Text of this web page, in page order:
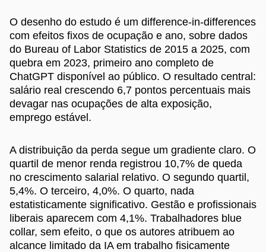
O desenho do estudo é um difference-in-differences
com efeitos fixos de ocupação e ano, sobre dados
do Bureau of Labor Statistics de 2015 a 2025, com
quebra em 2023, primeiro ano completo de
ChatGPT disponível ao público. O resultado central:
salário real crescendo 6,7 pontos percentuais mais
devagar nas ocupações de alta exposição,
emprego estável.
A distribuição da perda segue um gradiente claro. O
quartil de menor renda registrou 10,7% de queda
no crescimento salarial relativo. O segundo quartil,
5,4%. O terceiro, 4,0%. O quarto, nada
estatisticamente significativo. Gestão e profissionais
liberais aparecem com 4,1%. Trabalhadores blue
collar, sem efeito, o que os autores atribuem ao
alcance limitado da IA em trabalho fisicamente